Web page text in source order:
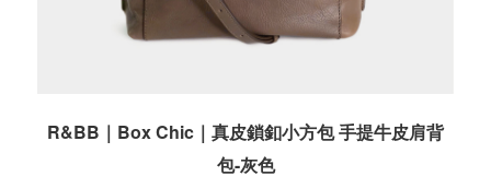
R&BB｜Box Chic｜真皮鎖釦小方包 手提牛皮肩背
包-灰色